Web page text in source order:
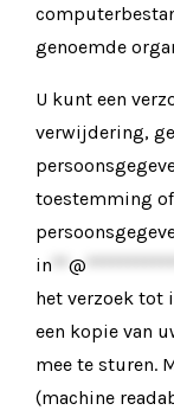
genoemde
U kunt een
verwijdering,
toestemming
in
@
het verzoek tot
een kopie van
mee te sturen.
(machine